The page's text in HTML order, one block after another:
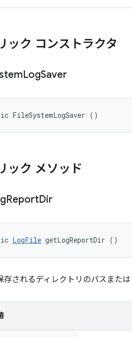
ック コンストラクタ
LogSaver
FileSystemLogSaver ()
ック メソッド
ReportDir
LogFile getLogReportDir ()
存されるディレクトリのパスまたは